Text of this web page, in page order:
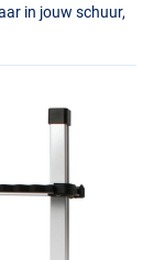
in jouw schuur,